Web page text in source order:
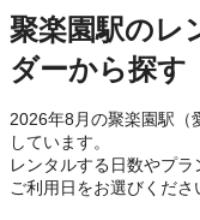
聚楽園駅のレ
ダーから探す
2026年8月の聚楽園駅（
しています。
レンタルする日数やプ
ご利用日をお選びくださ